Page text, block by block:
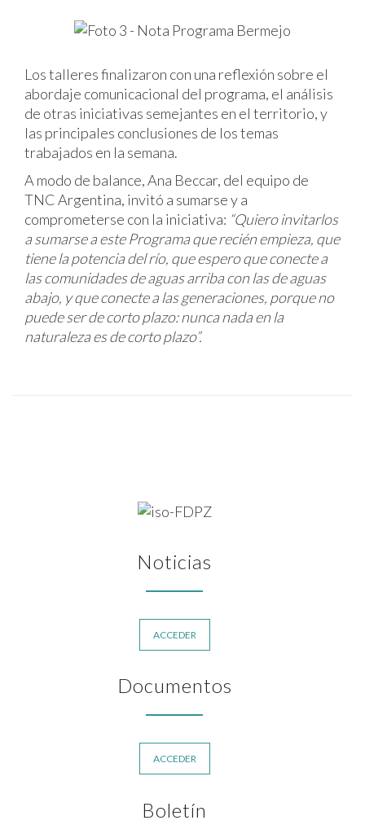
Los talleres finalizaron con una reflexión sobre el
abordaje comunicacional del programa, el análisis
de otras iniciativas semejantes en el territorio, y
las principales conclusiones de los temas
trabajados en la semana.
A modo de balance, Ana Beccar, del equipo de
TNC Argentina, invitó a sumarse y a
comprometerse con la iniciativa: “Quiero invitarlos
a sumarse a este Programa que recién empieza, que
tiene la potencia del río, que espero que conecte a
las comunidades de aguas arriba con las de aguas
abajo, y que conecte a las generaciones, porque no
puede ser de corto plazo: nunca nada en la
naturaleza es de corto plazo”.
Noticias
ACCEDER
Documentos
ACCEDER
Boletín